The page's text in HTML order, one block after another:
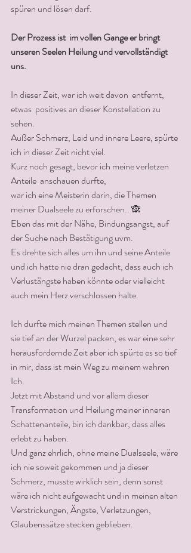
spüren und lösen darf.
Der Prozess ist  im vollen Gange er bringt
unseren Seelen Heilung und vervollständigt
uns.
In dieser Zeit, war ich weit davon  entfernt,
etwas  positives an dieser Konstellation zu
sehen.
Außer Schmerz, Leid und innere Leere, spürte
ich in dieser Zeit nicht viel.
Kurz noch gesagt, bevor ich meine verletzen
Anteile  anschauen durfte,
war ich eine Meisterin darin, die Themen
meiner Dualseele zu erforschen.. 🙈
Eben das mit der Nähe, Bindungsangst, auf
der Suche nach Bestätigung uvm.
Es drehte sich alles um ihn und seine Anteile
und ich hatte nie dran gedacht, dass auch ich
Verlustängste haben könnte oder vielleicht
auch mein Herz verschlossen halte.
Ich durfte mich meinen Themen stellen und
sie tief an der Wurzel packen, es war eine sehr
herausfordernde Zeit aber ich spürte es so tief
in mir, dass ist mein Weg zu meinem wahren
Ich.
Jetzt mit Abstand und vor allem dieser
Transformation und Heilung meiner inneren
Schattenanteile, bin ich dankbar, dass alles
erlebt zu haben.
Und ganz ehrlich, ohne meine Dualseele, wäre
ich nie soweit gekommen und ja dieser
Schmerz, musste wirklich sein, denn sonst
wäre ich nicht aufgewacht und in meinen alten
Verstrickungen, Ängste, Verletzungen,
Glaubenssätze stecken geblieben.